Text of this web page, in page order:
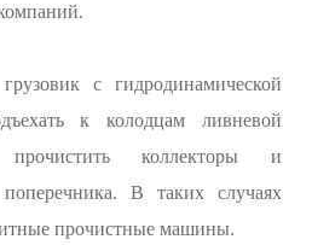
с гидродинамической
к колодцам ливневой
коллекторы и
В таких случаях
прочистные машины.